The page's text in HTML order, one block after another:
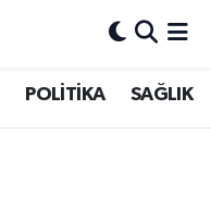
POLİTİKA SAĞLIK